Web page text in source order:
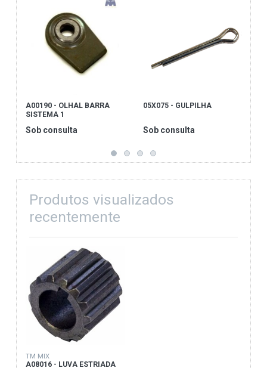
A00190 - OLHAL BARRA
SISTEMA 1
Sob consulta
05X075 - GULPILHA
Sob consulta
Produtos visualizados
recentemente
TM MIX
A08016 - LUVA ESTRIADA